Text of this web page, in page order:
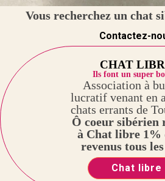
Vous recherchez un chat
Contactez-
CHAT
Ils font un super
Association à
lucratif venant en
chats errants de
Ô coeur sibérien
à Chat libre 1%
revenus tous
Chat libre